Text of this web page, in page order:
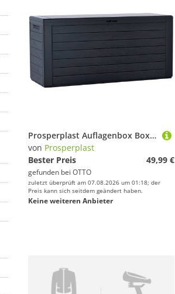
Prosperplast Auflagenbox Boxe Board (OTTOs Choice), BxTxH: 117x44x55 cm
von Prosperplast
Bester Preis
49,99 €
gefunden bei OTTO
zuletzt überprüft am 07.08.2026 um 01:18; der
Preis kann sich seitdem geändert haben.
Keine weiteren Anbieter